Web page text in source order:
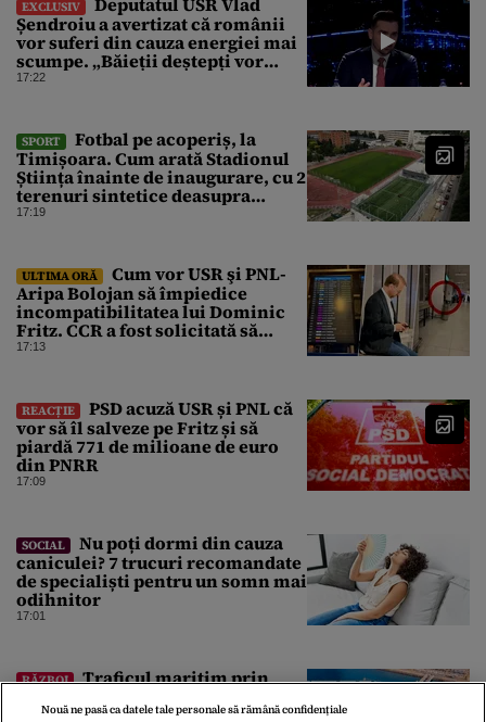
EXCLUSIV
Șendroiu a avertizat că românii
vor suferi din cauza energiei mai
scumpe. „Băieții deștepți vor
specula și după vor crește
17:22
SPORT
Fotbal pe acoperiș, la
Timișoara. Cum arată Stadionul
Știința înainte de inaugurare, cu 2
terenuri sintetice deasupra
tribunei
17:19
ULTIMA ORĂ
Cum vor USR şi PNL-
Aripa Bolojan să împiedice
incompatibilitatea lui Dominic
Fritz. CCR a fost solicitată să
intervină
17:13
REACȚIE
PSD acuză USR și PNL că
vor să îl salveze pe Fritz și să
piardă 771 de milioane de euro
din PNRR
17:09
SOCIAL
Nu poți dormi din cauza
caniculei? 7 trucuri recomandate
de specialiști pentru un somn mai
odihnitor
17:01
RĂZBOI
Traficul maritim prin
lumii este paralizat după
Nouă ne pasă ca datele tale personale să rămână confidențiale